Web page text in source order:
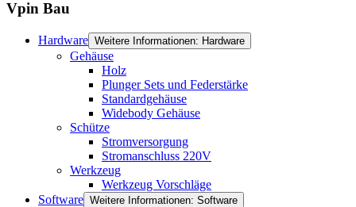
Vpin Bau
Hardware Weitere Informationen: Hardware
Gehäuse
Holz
Plunger Sets und Federstärke
Standardgehäuse
Widebody Gehäuse
Schütze
Stromversorgung
Stromanschluss 220V
Werkzeug
Werkzeug Vorschläge
Software Weitere Informationen: Software